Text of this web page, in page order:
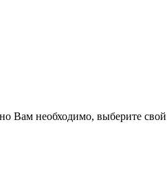
Вам необходимо, выберите